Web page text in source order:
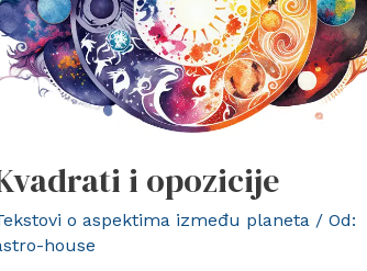
i opozicije
o aspektima između planeta / Od:
house